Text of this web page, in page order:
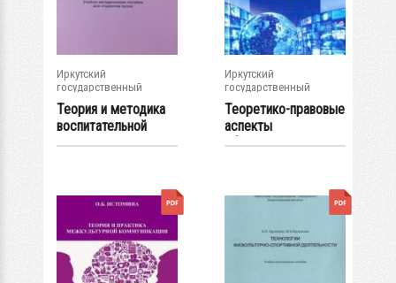
Иркутский
государственный
университет
Теория и методика
воспитательной
деятельности в...
Иркутский
государственный
университет
Теоретико-правовые
аспекты
общественных